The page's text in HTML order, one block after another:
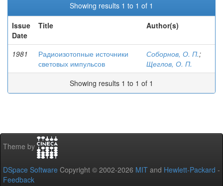
Showing results 1 to 1 of 1
Issue
Date
Title Author(s)
1981
Радиоизотопные источники
световых импульсов
Соборнов, О. П.;
Щеглов, О. П.
Showing results 1 to 1 of 1
Theme by
DSpace Software Copyright © 2002-2026 MIT and Hewlett-Packard -
Feedback